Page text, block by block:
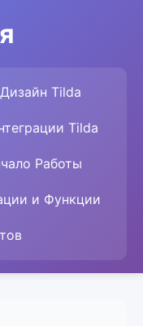
Дизайн Tilda
Tilda
Работы
и Функции